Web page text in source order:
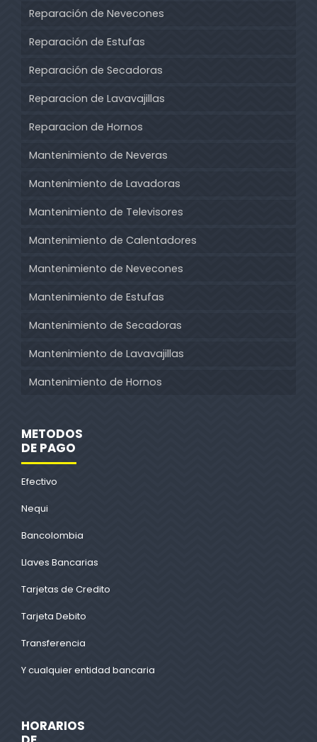
Reparación de Nevecones
Reparación de Estufas
Reparación de Secadoras
Reparacion de Lavavajillas
Reparacion de Hornos
Mantenimiento de Neveras
Mantenimiento de Lavadoras
Mantenimiento de Televisores
Mantenimiento de Calentadores
Mantenimiento de Nevecones
Mantenimiento de Estufas
Mantenimiento de Secadoras
Mantenimiento de Lavavajillas
Mantenimiento de Hornos
METODOS
DE PAGO
Efectivo
Nequi
Bancolombia
Llaves Bancarias
Tarjetas de Credito
Tarjeta Debito
Transferencia
Y cualquier entidad bancaria
HORARIOS